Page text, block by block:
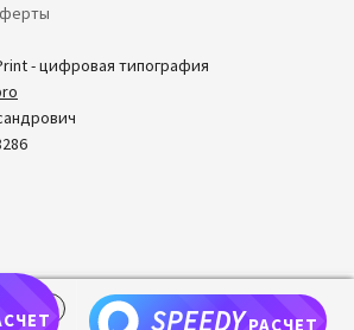
- цифровая типография
0 SPEEDY РАСЧЕТ